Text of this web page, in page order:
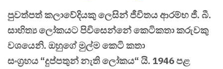
පුවත්පත් කලාවේදියකු ලෙසින් ජීවිතය ආරම්භ ජී. බී.
සාහිත්‍ය ලෝකයට පිවිසෙන්නේ කෙටිකතා කරුවකු
වශයෙනි. ඔහුගේ මුල්ම කෙටි කතා
සංග්‍රහය “දුප්පතුන් නැති ලෝකය“ යි. 1946 පළ